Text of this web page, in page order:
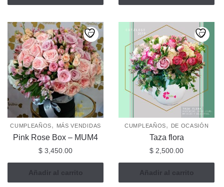
CUMPLEAÑOS, MÁS VENDIDAS
Pink Rose Box – MUM4
$ 3,450.00
Añadir al carrito
CUMPLEAÑOS, DE OCASIÓN
Taza flora
$ 2,500.00
Añadir al carrito